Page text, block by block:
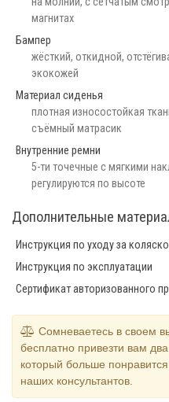
магнитах
Бампер
жёсткий, откидной,
экокожей
Материал сиденья
плотная износостойкая
съёмный матрасик
Внутренние ремни
5-ти точечные с мягкими
регулируются по высоте
Дополнительные
Инструкция по уходу за
Инструкция по эксплуатации
Сертификат авторизованного
Сомневаетесь в своем
бесплатно привезти вам
который больше
наших консультантов.